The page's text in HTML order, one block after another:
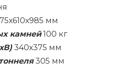
мм
камней100 кг
340х375 мм
305 мм